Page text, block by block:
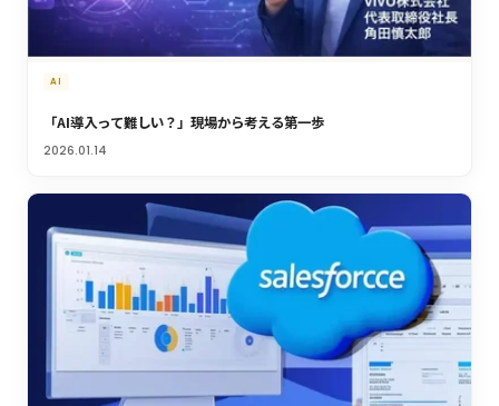
AI
「AI導入って難しい？」現場から考える第一歩
2026.01.14